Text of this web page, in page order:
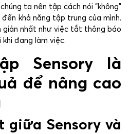
ta nên tập cách nói “không”
khả năng tập trung của mình.
nhất như việc tắt thông báo
đang làm việc.
Sensory là
để nâng cao
giữa Sensory và